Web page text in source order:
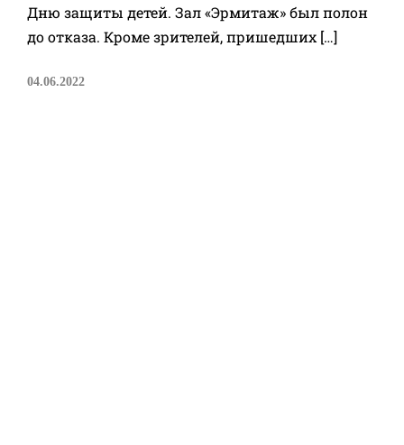
Дню защиты детей. Зал «Эрмитаж» был полон
до отказа. Кроме зрителей, пришедших […]
04.06.2022